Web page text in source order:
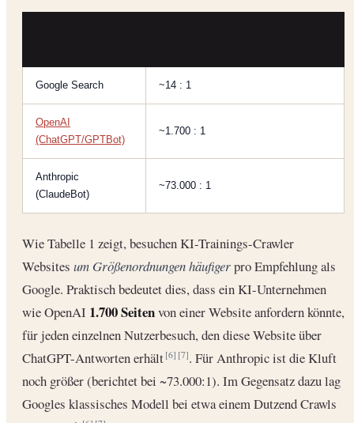
Google Search ~14 : 1
OpenAI
(ChatGPT/GPTBot)
~1.700 : 1
Anthropic
(ClaudeBot)
~73.000 : 1
Wie Tabelle 1 zeigt, besuchen KI-Trainings-Crawler
Websites um Größenordnungen häufigerpro Empfehlung als
Google. Praktisch bedeutet dies, dass ein KI-Unternehmen
wie OpenAI 1.700 Seitenvon einer Website anfordern könnte,
für jeden einzelnen Nutzerbesuch, den diese Website über
ChatGPT-Antworten erhält[6] [7]. Für Anthropic ist die Kluft
noch größer (berichtet bei ~73.000:1). Im Gegensatz dazu lag
Googles klassisches Modell bei etwa einem Dutzend Crawls